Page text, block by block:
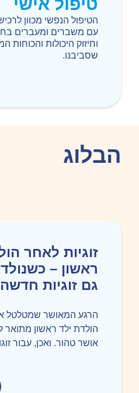
הטיפול הנפשי מכוון
עם משברים ומעברים
וחיזוק היכולות והכוחות
שסביבנו.
הבלוג
זוגיות לאחר
ראשון –
גם זוגיות חדשה
הרגע המאושר שמטלטל
הולדת ילד ראשון מתואר
אושר טהור. ואכן, עבור